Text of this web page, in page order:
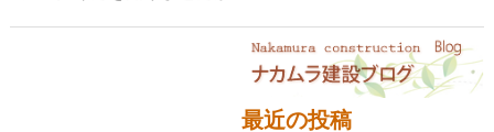
最近の投稿